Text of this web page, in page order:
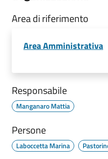
Area di riferimento
Area Amministrativa
Responsabile
Manganaro Mattia
Persone
Laboccetta Marina